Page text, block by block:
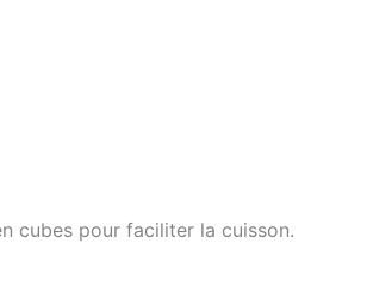
cubes pour faciliter la cuisson.